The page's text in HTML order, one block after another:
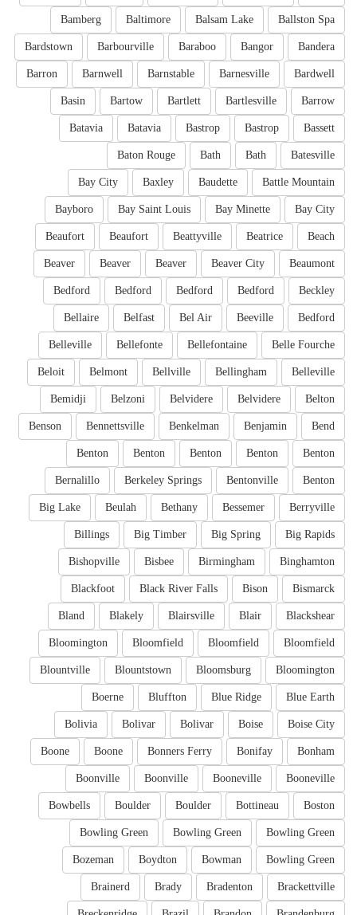
Ballston Spa
Balsam Lake
Baltimore
Bamberg
Bandera
Bangor
Baraboo
Barbourville
Bardstown
Bardwell
Barnesville
Barnstable
Barnwell
Barron
Barrow
Bartlesville
Bartlett
Bartow
Basin
Bassett
Bastrop
Bastrop
Batavia
Batavia
Batesville
Bath
Bath
Baton Rouge
Battle Mountain
Baudette
Baxley
Bay City
Bay City
Bay Minette
Bay Saint Louis
Bayboro
Beach
Beatrice
Beattyville
Beaufort
Beaufort
Beaumont
Beaver City
Beaver
Beaver
Beaver
Beckley
Bedford
Bedford
Bedford
Bedford
Bedford
Beeville
Bel Air
Belfast
Bellaire
Belle Fourche
Bellefontaine
Bellefonte
Belleville
Belleville
Bellingham
Bellville
Belmont
Beloit
Belton
Belvidere
Belvidere
Belzoni
Bemidji
Bend
Benjamin
Benkelman
Bennettsville
Benson
Benton
Benton
Benton
Benton
Benton
Benton
Bentonville
Berkeley Springs
Bernalillo
Berryville
Bessemer
Bethany
Beulah
Big Lake
Big Rapids
Big Spring
Big Timber
Billings
Binghamton
Birmingham
Bisbee
Bishopville
Bismarck
Bison
Black River Falls
Blackfoot
Blackshear
Blair
Blairsville
Blakely
Bland
Bloomfield
Bloomfield
Bloomfield
Bloomington
Bloomington
Bloomsburg
Blountstown
Blountville
Blue Earth
Blue Ridge
Bluffton
Boerne
Boise City
Boise
Bolivar
Bolivar
Bolivia
Bonham
Bonifay
Bonners Ferry
Boone
Boone
Booneville
Booneville
Boonville
Boonville
Boston
Bottineau
Boulder
Boulder
Bowbells
Bowling Green
Bowling Green
Bowling Green
Bowling Green
Bowman
Boydton
Bozeman
Brackettville
Bradenton
Brady
Brainerd